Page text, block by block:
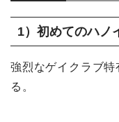
1）初めてのハノ
強烈なゲイクラブ
る。